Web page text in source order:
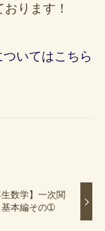
ります！
いてはこちら
生数学】一次関
本編その➀